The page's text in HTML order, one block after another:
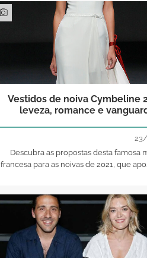
Vestidos de noiva Cymbeline
leveza, romance e
Descubra as propostas desta famosa
francesa para as noivas de 2021, que
que se possa «casar como uma
transformar-se numa Marilyn Monroe à